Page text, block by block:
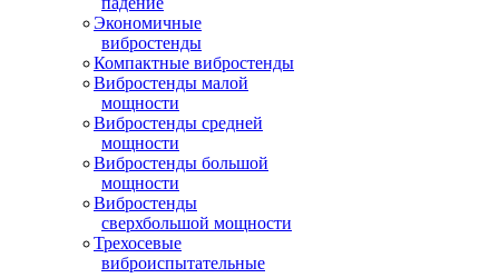
Экономичные
вибростенды
Компактные вибростенды
Вибростенды малой
мощности
Вибростенды средней
мощности
Вибростенды большой
мощности
Вибростенды
сверхбольшой мощности
Трехосевые
виброиспытательные